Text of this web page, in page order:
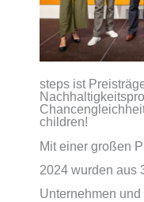
steps ist
children!
Mit einer großen
2024 wurden aus
Unternehmen